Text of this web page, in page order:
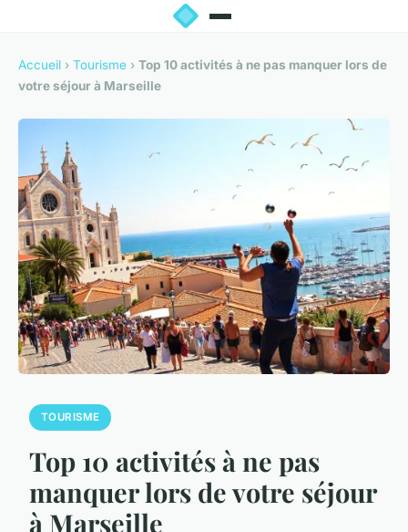
Accueil › Tourisme › Top 10 activités à ne pas manquer lors de
votre séjour à Marseille
TOURISME
Top 10 activités à ne pas
manquer lors de votre séjour
à Marseille